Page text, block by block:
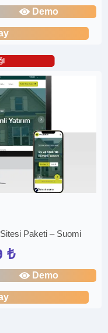
Demo
Paketi – Suomi
₺
Demo